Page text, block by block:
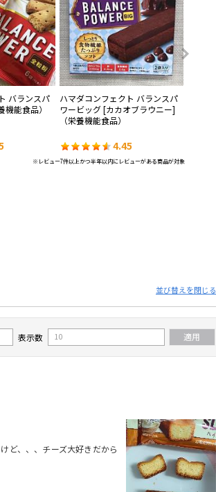
バランスパ
能食品）
ハマダコンフェクト バランスパ
ワービッグ [カカオブラウニー]
（栄養機能食品）
4.45
※レビュー7件以上かつ半年以内にレビューがある商品が対象
並び替えを閉じる
表示数
ど、、、チーズ大好きだから